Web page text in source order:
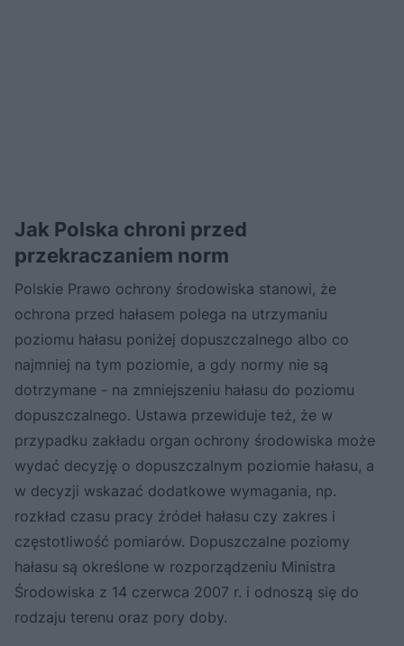
Jak Polska chroni przed
przekraczaniem norm
Polskie Prawo ochrony środowiska stanowi, że
ochrona przed hałasem polega na utrzymaniu
poziomu hałasu poniżej dopuszczalnego albo co
najmniej na tym poziomie, a gdy normy nie są
dotrzymane - na zmniejszeniu hałasu do poziomu
dopuszczalnego. Ustawa przewiduje też, że w
przypadku zakładu organ ochrony środowiska może
wydać decyzję o dopuszczalnym poziomie hałasu, a
w decyzji wskazać dodatkowe wymagania, np.
rozkład czasu pracy źródeł hałasu czy zakres i
częstotliwość pomiarów. Dopuszczalne poziomy
hałasu są określone w rozporządzeniu Ministra
Środowiska z 14 czerwca 2007 r. i odnoszą się do
rodzaju terenu oraz pory doby.